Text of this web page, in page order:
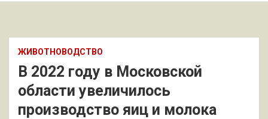
ЖИВОТНОВОДСТВО
В 2022 году в Московской
области увеличилось
производство яиц и молока